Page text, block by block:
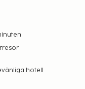
30 september,
för gäster från 12
som boendet har
hotell